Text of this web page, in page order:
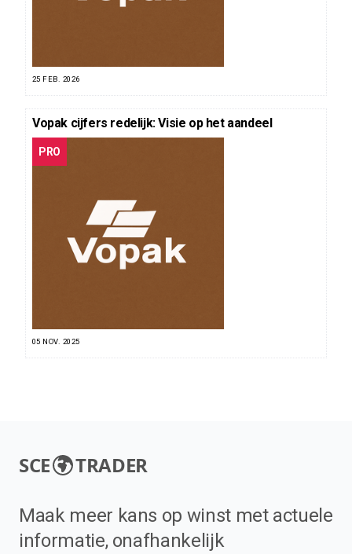
25 FEB. 2026
Vopak cijfers redelijk: Visie op het aandeel
PRO
05 NOV. 2025
SCE TRADER
Maak meer kans op winst met actuele
informatie, onafhankelijk